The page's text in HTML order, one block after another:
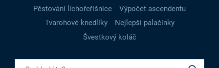
Pěstování lichořeřišnice
Výpočet ascendentu
Tvarohové knedlíky
Nejlepší palačinky
Švestkový koláč